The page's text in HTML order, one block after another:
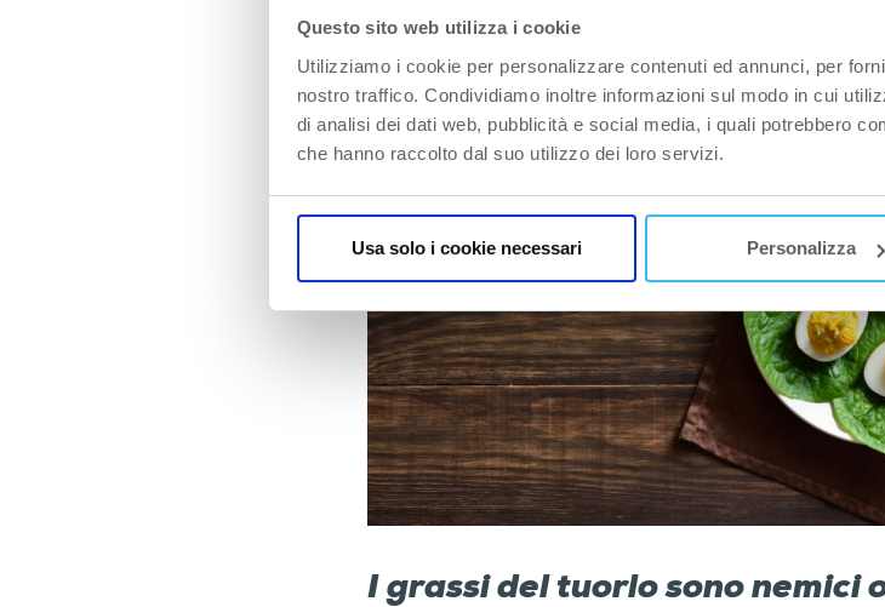
Questo sito web utilizza i cookie
Utilizziamo i cookie per personalizzare contenuti ed annunci, per
nostro traffico. Condividiamo inoltre informazioni sul modo in cui
di analisi dei dati web, pubblicità e social media, i quali potrebbero
che hanno raccolto dal suo utilizzo dei loro servizi.
Usa solo i cookie necessari Personalizza
I grassi del tuorlo sono nemici